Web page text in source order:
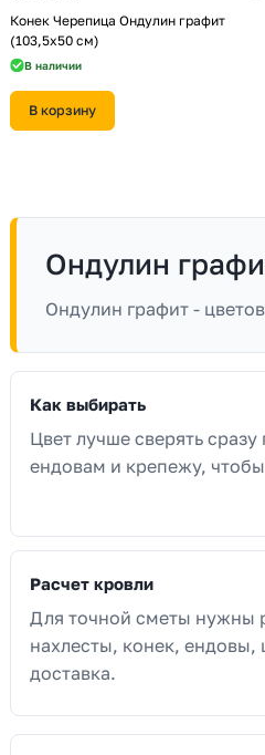
Конек Черепица Ондулин графит
(103,5х50 см)
В наличии
В корзину
Ондулин
Ондулин графит -
Как выбирать
Цвет лучше сверять
ендовам и крепежу,
Расчет кровли
Для точной сметы нужны
нахлесты, конек,
доставка.